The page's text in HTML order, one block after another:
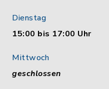
Dienstag
15:00 bis 17:00 Uhr
Mittwoch
geschlossen